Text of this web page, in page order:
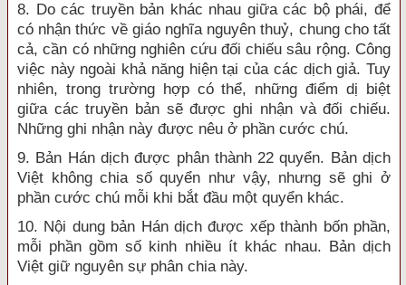
8. Do các truyền bản khác nhau giữa các bộ phái, để
có nhận thức về giáo nghĩa nguyên thuỷ, chung cho tất
cả, cần có những nghiên cứu đối chiếu sâu rộng. Công
việc này ngoài khả năng hiện tại của các dịch giả. Tuy
nhiên, trong trường hợp có thể, những điểm dị biệt
giữa các truyền bản sẽ được ghi nhận và đối chiếu.
Những ghi nhận này được nêu ở phần cước chú.
9. Bản Hán dịch được phân thành 22 quyển. Bản dịch
Việt không chia số quyển như vậy, nhưng sẽ ghi ở
phần cước chú mỗi khi bắt đầu một quyển khác.
10. Nội dung bản Hán dịch được xếp thành bốn phần,
mỗi phần gồm số kinh nhiều ít khác nhau. Bản dịch
Việt giữ nguyên sự phân chia này.